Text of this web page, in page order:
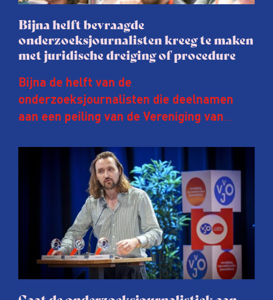
Bijna helft bevraagde
onderzoeksjournalisten kreeg te maken
met juridische dreiging of procedure
Bijna de helft van de
onderzoeksjournalisten die deelnamen
aan een peiling van de Vereniging van
afgelopen twee jaar te maken met
juridische dreiging of een juridische
procedure rond het eigen werk. Dat kost
journalisten tijd, ook ervaren zij stress en
soms worden publicaties aangepast of
gaat de hele publicatie zelfs niet door.